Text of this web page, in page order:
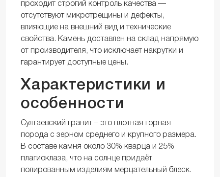
проходит строгий контроль качества —
отсутствуют микротрещины и дефекты,
влияющие на внешний вид и технические
свойства. Камень доставлен на склад напрямую
от производителя, что исключает накрутки и
гарантирует доступные цены.
Характеристики и
особенности
Султаевский гранит – это плотная горная
порода с зерном среднего и крупного размера.
В составе камня около 30% кварца и 25%
плагиоклаза, что на солнце придаёт
полированным изделиям мерцательный блеск.